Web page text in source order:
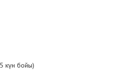
күн бойы)